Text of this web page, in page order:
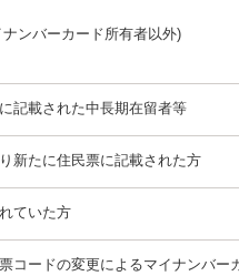
ンバーカード所有者以外)
記載された中長期在留者等
新たに住民票に記載された方
ていた方
コードの変更によるマイナンバー